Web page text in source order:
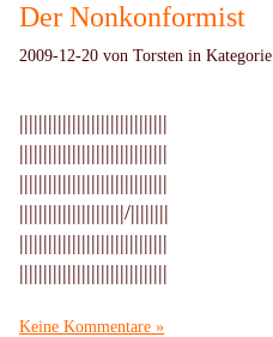
Der Nonkonformist
2009-12-20 von Torsten in Kategorie
|||||||||||||||||||||||||||||||
|||||||||||||||||||||||||||||||
|||||||||||||||||||||||||||||||
||||||||||||||||||||||/||||||||
|||||||||||||||||||||||||||||||
|||||||||||||||||||||||||||||||
Keine Kommentare »